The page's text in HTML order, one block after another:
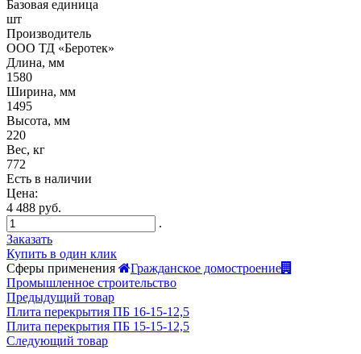
Базовая единица
шт
Производитель
ООО ТД «Беротек»
Длина, мм
1580
Ширина, мм
1495
Высота, мм
220
Вес, кг
772
Есть в наличии
Цена:
4 488 руб.
.
Заказать
Купить в один клик
Сферы применения
Гражданское домостроение
Промышленное строительство
Предыдущий товар
Плита перекрытия ПБ 16-15-12,5
Плита перекрытия ПБ 15-15-12,5
Следующий товар